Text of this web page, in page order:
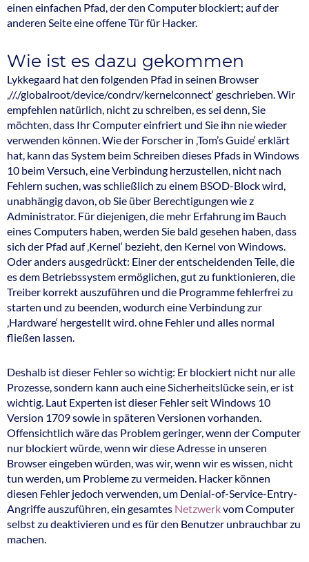
einen einfachen Pfad, der den Computer blockiert; auf der
anderen Seite eine offene Tür für Hacker.
Wie ist es dazu gekommen
Lykkegaard hat den folgenden Pfad in seinen Browser
‚//./globalroot/device/condrv/kernelconnect‘ geschrieben. Wir
empfehlen natürlich, nicht zu schreiben, es sei denn, Sie
möchten, dass Ihr Computer einfriert und Sie ihn nie wieder
verwenden können. Wie der Forscher in ‚Tom’s Guide‘ erklärt
hat, kann das System beim Schreiben dieses Pfads in Windows
10 beim Versuch, eine Verbindung herzustellen, nicht nach
Fehlern suchen, was schließlich zu einem BSOD-Block wird,
unabhängig davon, ob Sie über Berechtigungen wie z
Administrator. Für diejenigen, die mehr Erfahrung im Bauch
eines Computers haben, werden Sie bald gesehen haben, dass
sich der Pfad auf ‚Kernel‘ bezieht, den Kernel von Windows.
Oder anders ausgedrückt: Einer der entscheidenden Teile, die
es dem Betriebssystem ermöglichen, gut zu funktionieren, die
Treiber korrekt auszuführen und die Programme fehlerfrei zu
starten und zu beenden, wodurch eine Verbindung zur
‚Hardware‘ hergestellt wird. ohne Fehler und alles normal
fließen lassen.
Deshalb ist dieser Fehler so wichtig: Er blockiert nicht nur alle
Prozesse, sondern kann auch eine Sicherheitslücke sein, er ist
wichtig. Laut Experten ist dieser Fehler seit Windows 10
Version 1709 sowie in späteren Versionen vorhanden.
Offensichtlich wäre das Problem geringer, wenn der Computer
nur blockiert würde, wenn wir diese Adresse in unseren
Browser eingeben würden, was wir, wenn wir es wissen, nicht
tun werden, um Probleme zu vermeiden. Hacker können
diesen Fehler jedoch verwenden, um Denial-of-Service-Entry-
Angriffe auszuführen, ein gesamtes Netzwerkvom Computer
selbst zu deaktivieren und es für den Benutzer unbrauchbar zu
machen.